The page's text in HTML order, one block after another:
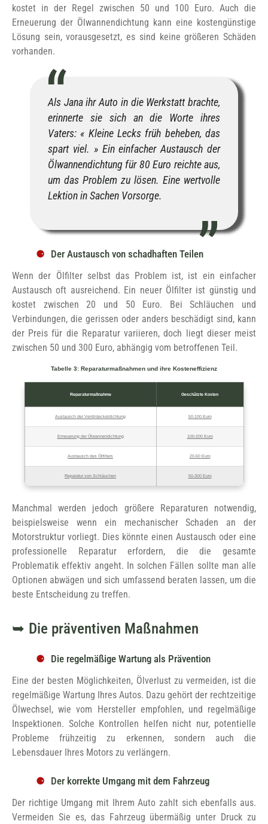
kostet in der Regel zwischen 50 und 100 Euro. Auch die
Erneuerung der Ölwannendichtung kann eine kostengünstige
Lösung sein, vorausgesetzt, es sind keine größeren Schäden
vorhanden.
Als Jana ihr Auto in die Werkstatt brachte,
erinnerte sie sich an die Worte ihres
Vaters: « Kleine Lecks früh beheben, das
spart viel. » Ein einfacher Austausch der
Ölwannendichtung für 80 Euro reichte aus,
um das Problem zu lösen. Eine wertvolle
Lektion in Sachen Vorsorge.
Der Austausch von schadhaften Teilen
Wenn der Ölfilter selbst das Problem ist, ist ein einfacher
Austausch oft ausreichend. Ein neuer Ölfilter ist günstig und
kostet zwischen 20 und 50 Euro. Bei Schläuchen und
Verbindungen, die gerissen oder anders beschädigt sind, kann
der Preis für die Reparatur variieren, doch liegt dieser meist
zwischen 50 und 300 Euro, abhängig vom betroffenen Teil.
Tabelle 3: Reparaturmaßnahmen und ihre Kosteneffizienz
Reparaturmaßnahme Geschätzte Kosten
Austausch der Ventildeckeldichtung 50-100 Euro
Erneuerung der Ölwannendichtung 100-200 Euro
Austausch des Ölfilters 20-50 Euro
Reparatur von Schläuchen 50-300 Euro
Manchmal werden jedoch größere Reparaturen notwendig,
beispielsweise wenn ein mechanischer Schaden an der
Motorstruktur vorliegt. Dies könnte einen Austausch oder eine
professionelle Reparatur erfordern, die die gesamte
Problematik effektiv angeht. In solchen Fällen sollte man alle
Optionen abwägen und sich umfassend beraten lassen, um die
beste Entscheidung zu treffen.
Die präventiven Maßnahmen
Die regelmäßige Wartung als Prävention
Eine der besten Möglichkeiten, Ölverlust zu vermeiden, ist die
regelmäßige Wartung Ihres Autos. Dazu gehört der rechtzeitige
Ölwechsel, wie vom Hersteller empfohlen, und regelmäßige
Inspektionen. Solche Kontrollen helfen nicht nur, potentielle
Probleme frühzeitig zu erkennen, sondern auch die
Lebensdauer Ihres Motors zu verlängern.
Der korrekte Umgang mit dem Fahrzeug
Der richtige Umgang mit Ihrem Auto zahlt sich ebenfalls aus.
Vermeiden Sie es, das Fahrzeug übermäßig unter Druck zu